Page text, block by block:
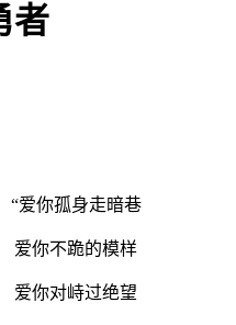
者
“爱你孤身走暗巷
爱你不跪的模样
爱你对峙过绝望